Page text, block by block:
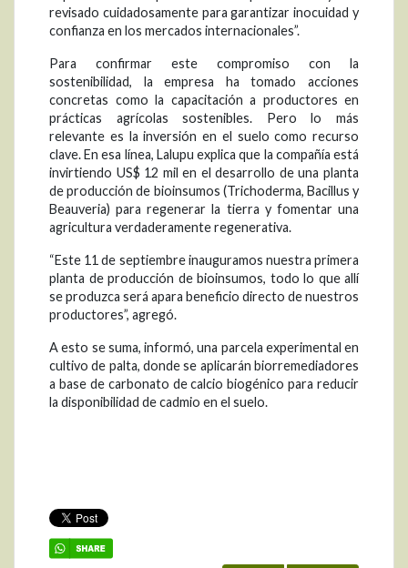
revisado cuidadosamente para garantizar inocuidad y
confianza en los mercados internacionales”.
Para confirmar este compromiso con la
sostenibilidad, la empresa ha tomado acciones
concretas como la capacitación a productores en
prácticas agrícolas sostenibles. Pero lo más
relevante es la inversión en el suelo como recurso
clave. En esa línea, Lalupu explica que la compañía está
invirtiendo US$ 12 mil en el desarrollo de una planta
de producción de bioinsumos (Trichoderma, Bacillus y
Beauveria) para regenerar la tierra y fomentar una
agricultura verdaderamente regenerativa.
“Este 11 de septiembre inauguramos nuestra primera
planta de producción de bioinsumos, todo lo que allí
se produzca será apara beneficio directo de nuestros
productores”, agregó.
A esto se suma, informó, una parcela experimental en
cultivo de palta, donde se aplicarán biorremediadores
a base de carbonato de calcio biogénico para reducir
la disponibilidad de cadmio en el suelo.